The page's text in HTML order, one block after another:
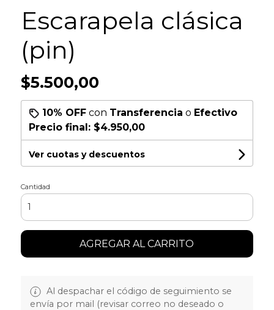
Escarapela clásica
(pin)
$5.500,00
10% OFFcon Transferencia o Efectivo
Precio final: $4.950,00
Ver cuotas y descuentos
Cantidad
AGREGAR AL CARRITO
Al despachar el código de seguimiento se
envía por mail (revisar correo no deseado o